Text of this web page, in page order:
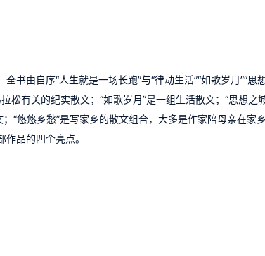
书由自序“人生就是一场长跑”与“律动生活”“如歌岁月”“思
松有关的纪实散文；“如歌岁月”是一组生活散文；“思想之
“悠悠乡愁”是写家乡的散文组合，大多是作家陪母亲在家
品的四个亮点。